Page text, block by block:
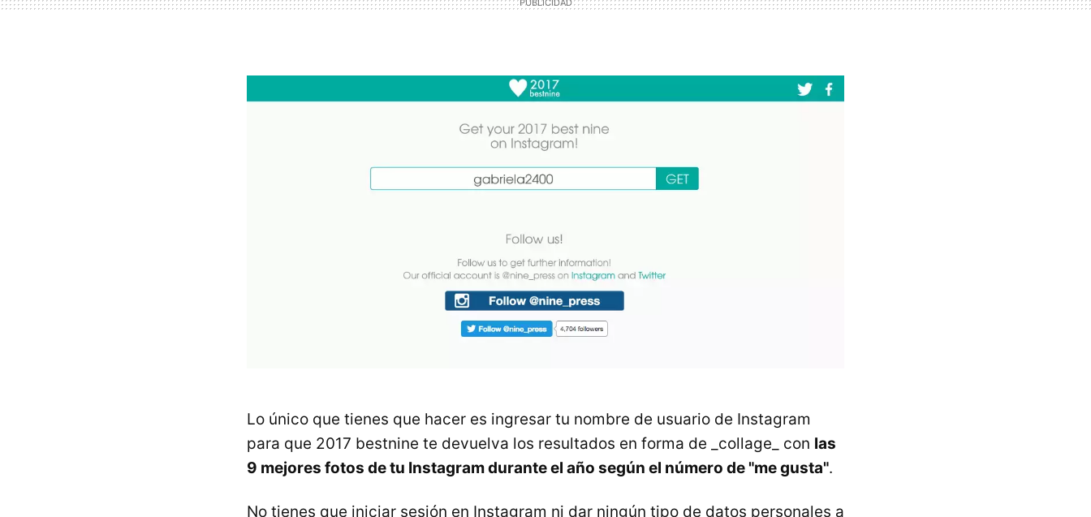
Lo único que tienes que hacer es ingresar tu nombre de usuario de Instagram
para que 2017 bestnine te devuelva los resultados en forma de _collage_ con las
9 mejores fotos de tu Instagram durante el año según el número de "me gusta".
No tienes que iniciar sesión en Instagram ni dar ningún tipo de datos personales a